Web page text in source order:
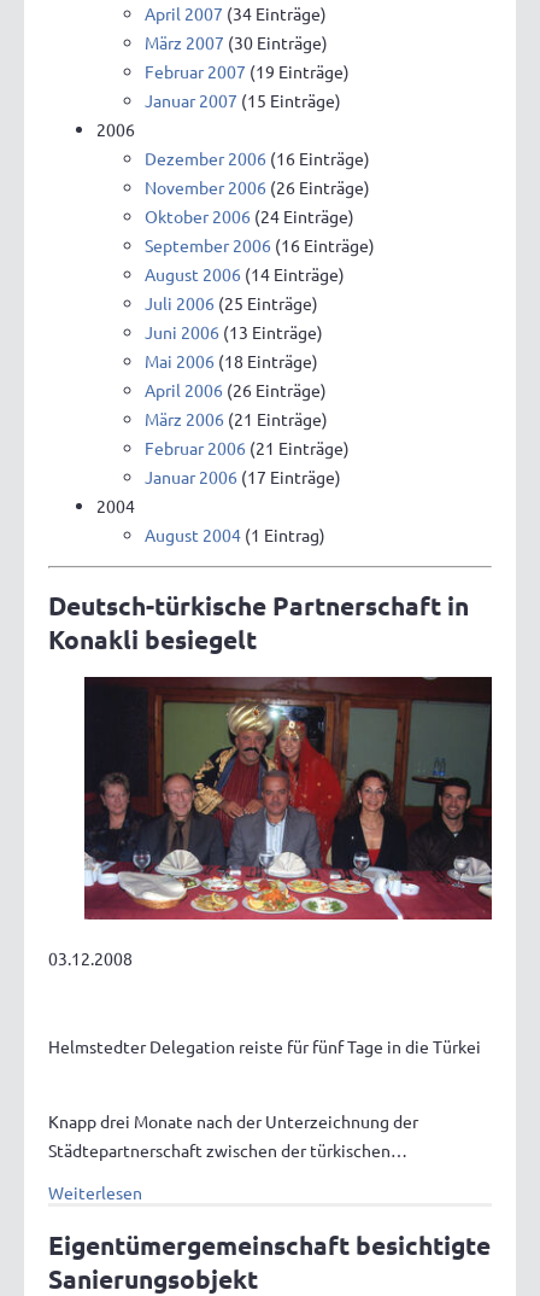
April 2007 (34 Einträge)
März 2007 (30 Einträge)
Februar 2007 (19 Einträge)
Januar 2007 (15 Einträge)
2006
Dezember 2006 (16 Einträge)
November 2006 (26 Einträge)
Oktober 2006 (24 Einträge)
September 2006 (16 Einträge)
August 2006 (14 Einträge)
Juli 2006 (25 Einträge)
Juni 2006 (13 Einträge)
Mai 2006 (18 Einträge)
April 2006 (26 Einträge)
März 2006 (21 Einträge)
Februar 2006 (21 Einträge)
Januar 2006 (17 Einträge)
2004
August 2004 (1 Eintrag)
Deutsch-türkische Partnerschaft in
Konakli besiegelt
03.12.2008
Helmstedter Delegation reiste für fünf Tage in die Türkei
Knapp drei Monate nach der Unterzeichnung der
Städtepartnerschaft zwischen der türkischen…
Weiterlesen
Eigentümergemeinschaft besichtigte
Sanierungsobjekt